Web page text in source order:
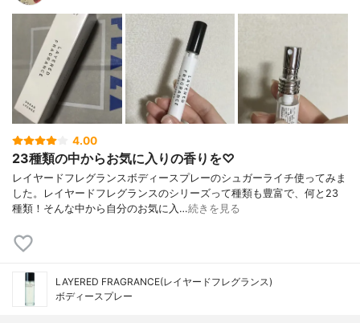
4.00
23種類の中からお気に入りの香りを♡
レイヤードフレグランスボディースプレーのシュガーライチ使ってみま
した。レイヤードフレグランスのシリーズって種類も豊富で、何と23
種類！そんな中から自分のお気に入…続きを見る
LAYERED FRAGRANCE(レイヤードフレグランス)
ボディースプレー